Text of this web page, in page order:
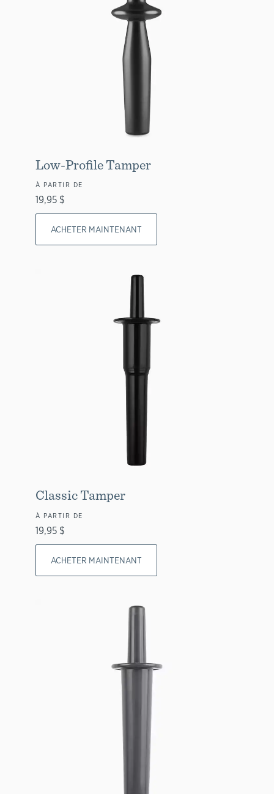
Low-Profile Tamper
À PARTIR DE
19,95 $
ACHETER MAINTENANT
Classic Tamper
À PARTIR DE
19,95 $
ACHETER MAINTENANT